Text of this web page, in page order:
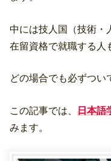
中には技人国（技術・
在留資格で就職する人
どの場合でも必ずつい
この記事では、 日本語
みます。